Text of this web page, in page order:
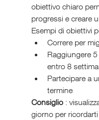
obiettivo chiaro
progressi e creare
Esempi di obiettivi
Correre per
Raggiungere
entro 8
Partecipare a
termine
Consiglio :
giorno per